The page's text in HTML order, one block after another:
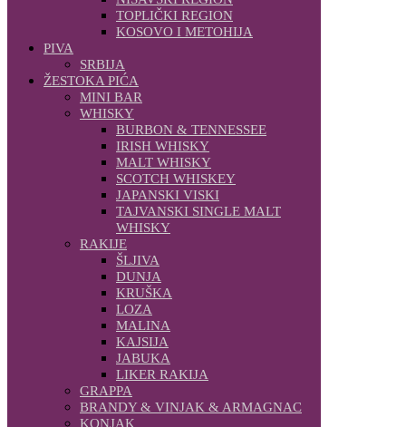
TOPLIČKI REGION
KOSOVO I METOHIJA
PIVA
SRBIJA
ŽESTOKA PIĆA
MINI BAR
WHISKY
BURBON & TENNESSEE
IRISH WHISKY
MALT WHISKY
SCOTCH WHISKEY
JAPANSKI VISKI
TAJVANSKI SINGLE MALT
WHISKY
RAKIJE
ŠLJIVA
DUNJA
KRUŠKA
LOZA
MALINA
KAJSIJA
JABUKA
LIKER RAKIJA
GRAPPA
BRANDY & VINJAK & ARMAGNAC
KONJAK